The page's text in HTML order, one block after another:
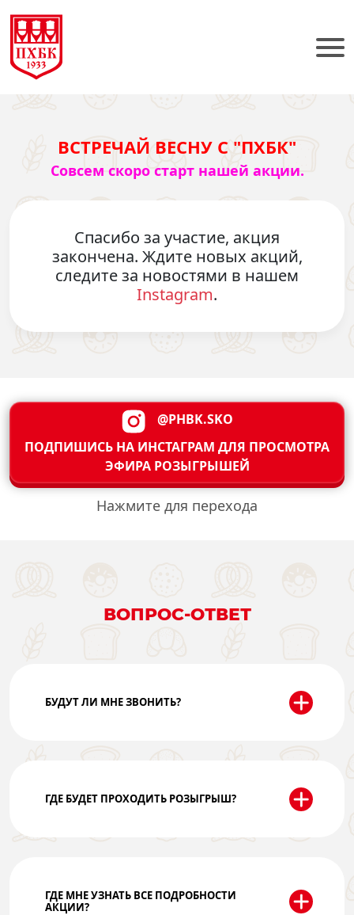
ВСТРЕЧАЙ ВЕСНУ С "ПХБК"
Совсем скоро старт нашей акции.
Спасибо за участие, акция
закончена. Ждите новых акций,
следите за новостями в нашем
Instagram.
@PHBK.SKO
ПОДПИШИСЬ НА ИНСТАГРАМ ДЛЯ ПРОСМОТРА
ЭФИРА РОЗЫГРЫШЕЙ
Нажмите для перехода
ВОПРОС-ОТВЕТ
БУДУТ ЛИ МНЕ ЗВОНИТЬ?
ГДЕ БУДЕТ ПРОХОДИТЬ РОЗЫГРЫШ?
ГДЕ МНЕ УЗНАТЬ ВСЕ ПОДРОБНОСТИ
АКЦИИ?